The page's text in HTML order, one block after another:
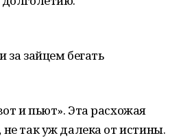
за зайцем бегать
и пьют». Эта расхожая
так уж далека от истины.